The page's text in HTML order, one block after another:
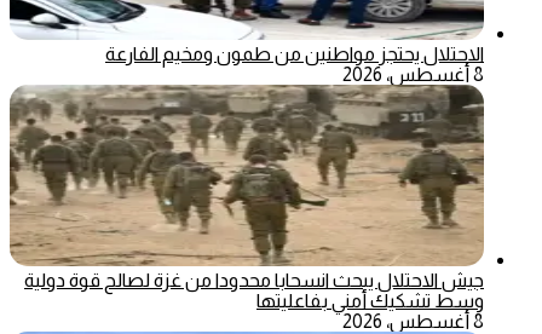
الاحتلال يحتجز مواطنين من طمون ومخيم الفارعة
8 أغسطس، 2026
جيش الاحتلال يبحث انسحابا محدودا من غزة لصالح قوة دولية
وسط تشكيك أمني بفاعليتها
8 أغسطس، 2026